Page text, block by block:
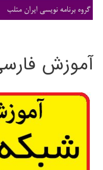
ی
آموزش